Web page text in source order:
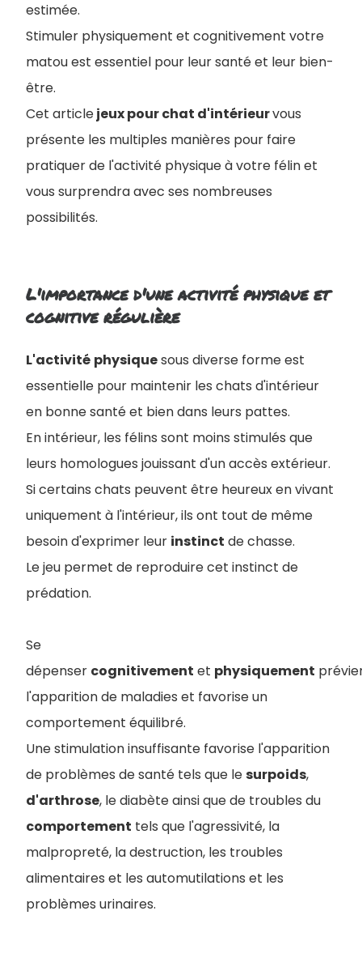
estimée.
Stimuler physiquement et cognitivement votre
matou est essentiel pour leur santé et leur bien-
être.
Cet articlejeux pour chat d'intérieurvous
présente les multiples manières pour faire
pratiquer de l'activité physique à votre félin et
vous surprendra avec ses nombreuses
possibilités.
L'importance d'une activité physique et
cognitive régulière
L'activité physiquesous diverse forme est
essentielle pour maintenir les chats d'intérieur
en bonne santé et bien dans leurs pattes.
En intérieur, les félins sont moins stimulés que
leurs homologues jouissant d'un accès extérieur.
Si certains chats peuvent être heureux en vivant
uniquement à l'intérieur, ils ont tout de même
besoin d'exprimer leur instinct de chasse.
Le jeu permet de reproduire cet instinct de
prédation.
Se
dépenser cognitivement et physiquement
l'apparition de maladies et favorise un
comportement équilibré.
Une stimulation insuffisante favorise l'apparition
de problèmes de santé tels que lesurpoids,
d'arthrose, le diabète ainsi que de troubles du
comportement tels que l'agressivité, la
malpropreté, la destruction, les troubles
alimentaires et les automutilations et les
problèmes urinaires.